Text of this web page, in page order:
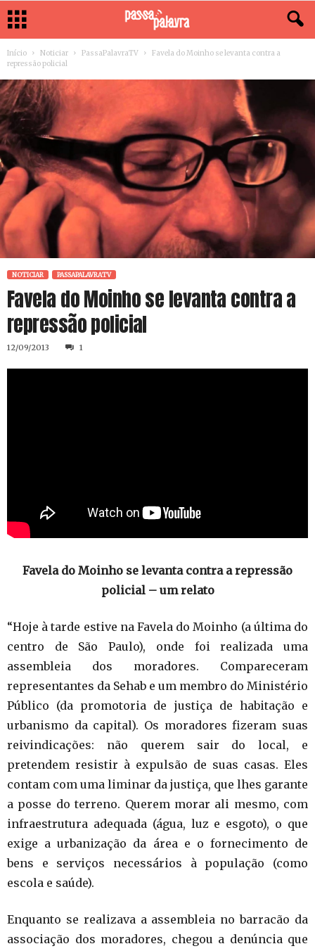
Início Noticiar PassaPalavraTV
Favela do Moinho se levanta contra a
repressão policial
NOTICIAR PASSAPALAVRATV
Favela do Moinho se levanta contra a
repressão policial
12/09/2013 1
Favela do Moinho se levanta contra a repressão
policial – um relato
“Hoje à tarde estive na Favela do Moinho (a última do
centro de São Paulo), onde foi realizada uma
assembleia dos moradores. Compareceram
representantes da Sehab e um membro do Ministério
Público (da promotoria de justiça de habitação e
urbanismo da capital). Os moradores fizeram suas
reivindicações: não querem sair do local, e
pretendem resistir à expulsão de suas casas. Eles
contam com uma liminar da justiça, que lhes garante
a posse do terreno. Querem morar ali mesmo, com
infraestrutura adequada (água, luz e esgoto), o que
exige a urbanização da área e o fornecimento de
bens e serviços necessários à população (como
escola e saúde).
Enquanto se realizava a assembleia no barracão da
associação dos moradores, chegou a denúncia que